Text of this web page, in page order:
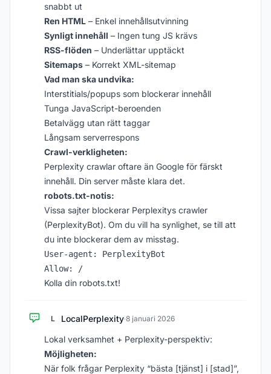
snabbt ut
Ren HTML – Enkel innehållsutvinning
Synligt innehåll – Ingen tung JS krävs
RSS-flöden – Underlättar upptäckt
Sitemaps – Korrekt XML-sitemap
Vad man ska undvika:
Interstitials/popups som blockerar innehåll
Tunga JavaScript-beroenden
Betalvägg utan rätt taggar
Långsam serverrespons
Crawl-verkligheten:
Perplexity crawlar oftare än Google för färskt
innehåll. Din server måste klara det.
robots.txt-notis:
Vissa sajter blockerar Perplexitys crawler
(PerplexityBot). Om du vill ha synlighet, se till att
du inte blockerar dem av misstag.
User-agent: PerplexityBot
Kolla din robots.txt!
L LocalPerplexity·8 januari 2026
Lokal verksamhet + Perplexity-perspektiv:
Möjligheten:
När folk frågar Perplexity “bästa [tjänst] i [stad]”,